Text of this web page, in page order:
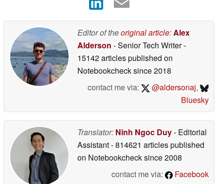
Editor of theoriginal article:Alex
Alderson - Senior Tech Writer-
15142 articles published on
Notebookchecksince 2018
contact me via:
@aldersonaj,
Bluesky
Translator: Ninh Ngoc Duy- Editorial
Assistant- 814621 articles published
on Notebookchecksince 2008
contact me via:
Facebook